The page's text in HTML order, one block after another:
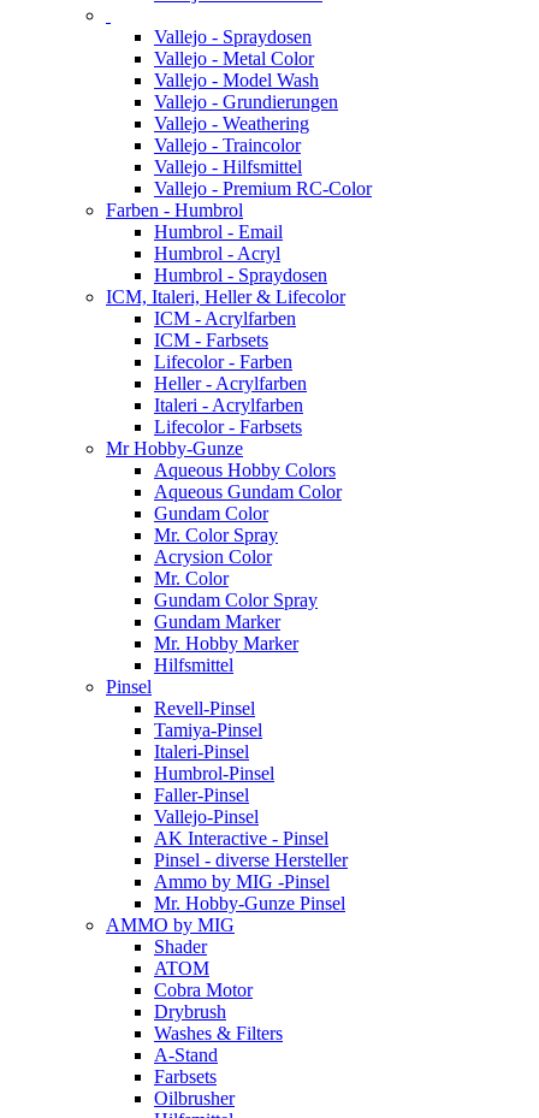
Vallejo - Spraydosen
Vallejo - Metal Color
Vallejo - Model Wash
Vallejo - Grundierungen
Vallejo - Weathering
Vallejo - Traincolor
Vallejo - Hilfsmittel
Vallejo - Premium RC-Color
Farben - Humbrol
Humbrol - Email
Humbrol - Acryl
Humbrol - Spraydosen
ICM, Italeri, Heller & Lifecolor
ICM - Acrylfarben
ICM - Farbsets
Lifecolor - Farben
Heller - Acrylfarben
Italeri - Acrylfarben
Lifecolor - Farbsets
Mr Hobby-Gunze
Aqueous Hobby Colors
Aqueous Gundam Color
Gundam Color
Mr. Color Spray
Acrysion Color
Mr. Color
Gundam Color Spray
Gundam Marker
Mr. Hobby Marker
Hilfsmittel
Pinsel
Revell-Pinsel
Tamiya-Pinsel
Italeri-Pinsel
Humbrol-Pinsel
Faller-Pinsel
Vallejo-Pinsel
AK Interactive - Pinsel
Pinsel - diverse Hersteller
Ammo by MIG -Pinsel
Mr. Hobby-Gunze Pinsel
AMMO by MIG
Shader
ATOM
Cobra Motor
Drybrush
Washes & Filters
A-Stand
Farbsets
Oilbrusher